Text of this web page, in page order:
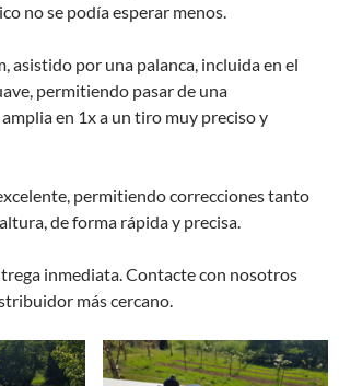
no se podía esperar menos.
asistido por una palanca, incluida en el
permitiendo pasar de una
en 1x a un tiro muy preciso y
permitiendo correcciones tanto
de forma rápida y precisa.
inmediata. Contacte con nosotros
más cercano.